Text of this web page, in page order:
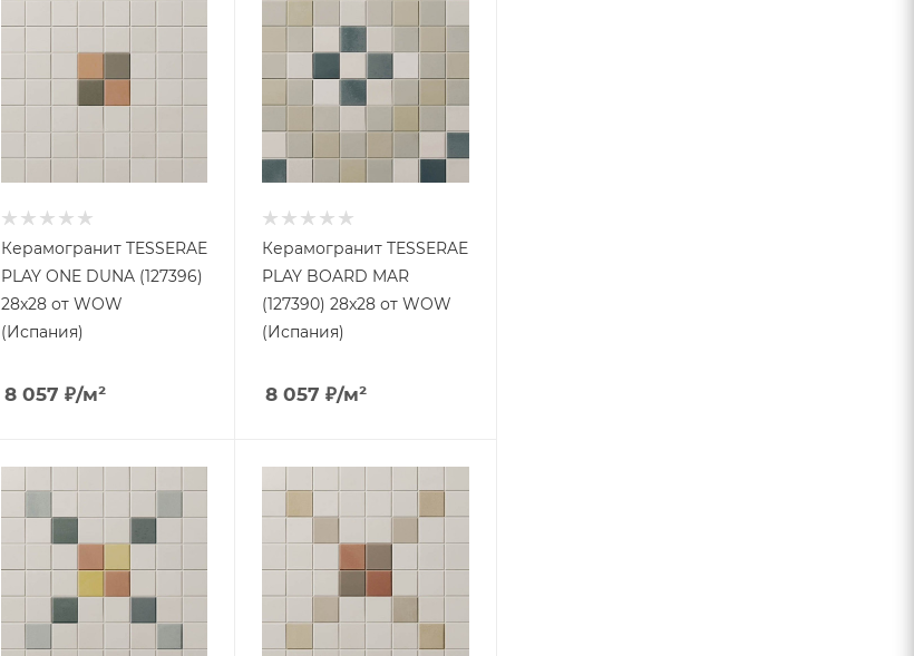
Керамогранит TESSERAE
PLAY ONE DUNA (127396)
28x28 от WOW
(Испания)
8 057 ₽/м²
Керамогранит TESSERAE
PLAY BOARD MAR
(127390) 28x28 от WOW
(Испания)
8 057 ₽/м²